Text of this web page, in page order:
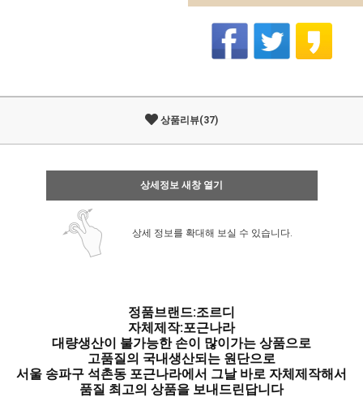
상품리뷰(37)
상세정보 새창 열기
상세 정보를 확대해 보실 수 있습니다.
정품브랜드:조르디
자체제작:포근나라
대량생산이 불가능한 손이 많이가는 상품으로
고품질의 국내생산되는 원단으로
서울 송파구 석촌동 포근나라에서 그날 바로 자체제작해서
품질 최고의 상품을 보내드린답니다